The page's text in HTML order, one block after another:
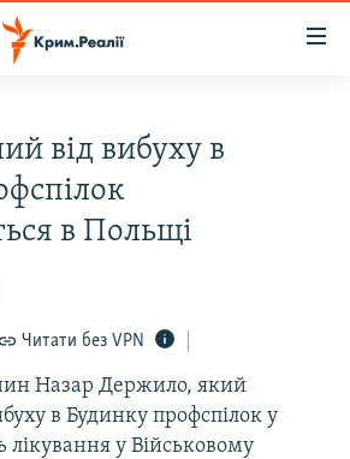
від вибуху в
в Польщі
Читати без VPN
Назар Держило, який
в Будинку профспілок у
лікування у Військовому